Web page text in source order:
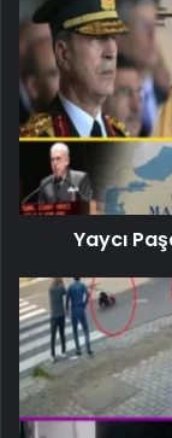
Yaycı